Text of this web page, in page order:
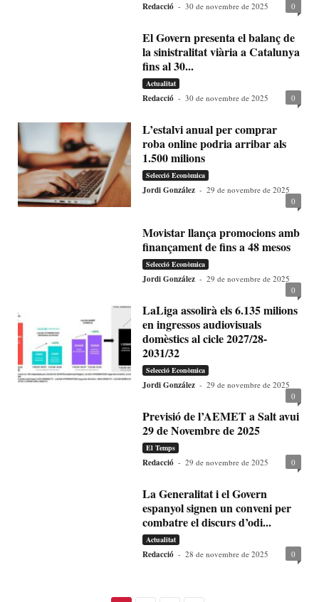
Redacció - 30 de novembre de 2025 0
El Govern presenta el balanç de
la sinistralitat viària a Catalunya
fins al 30...
Actualitat
Redacció - 30 de novembre de 2025 0
L’estalvi anual per comprar
roba online podria arribar als
1.500 milions
Selecció Econòmica
Jordi González - 29 de novembre de 2025
0
Movistar llança promocions amb
finançament de fins a 48 mesos
Selecció Econòmica
Jordi González - 29 de novembre de 2025
0
LaLiga assolirà els 6.135 milions
en ingressos audiovisuals
domèstics al cicle 2027/28-
2031/32
Selecció Econòmica
Jordi González - 29 de novembre de 2025
0
Previsió de l’AEMET a Salt avui
29 de Novembre de 2025
El Temps
Redacció - 29 de novembre de 2025 0
La Generalitat i el Govern
espanyol signen un conveni per
combatre el discurs d’odi...
Actualitat
Redacció - 28 de novembre de 2025 0